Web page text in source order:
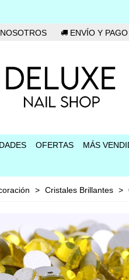
ENVÍO Y PAGO
OFERTAS MÁS
> Cristales Brillantes >